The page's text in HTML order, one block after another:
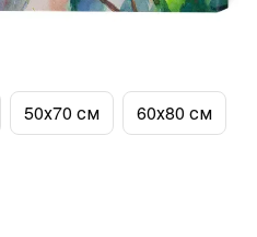
50х70 см 60х80 см